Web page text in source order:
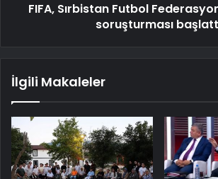
FIFA, Sırbistan Futbol
soruşturması
İlgili Makaleler